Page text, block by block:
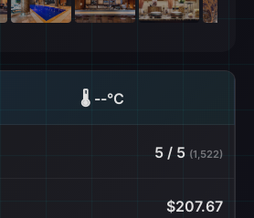
🌡️ --°C
5 / 5 (1,522)
$207.67